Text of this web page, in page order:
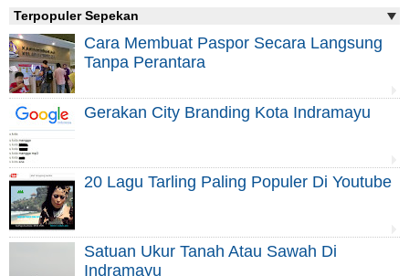
Terpopuler Sepekan
Cara Membuat Paspor Secara Langsung
Tanpa Perantara
Gerakan City Branding Kota Indramayu
20 Lagu Tarling Paling Populer Di Youtube
Satuan Ukur Tanah Atau Sawah Di
Indramayu